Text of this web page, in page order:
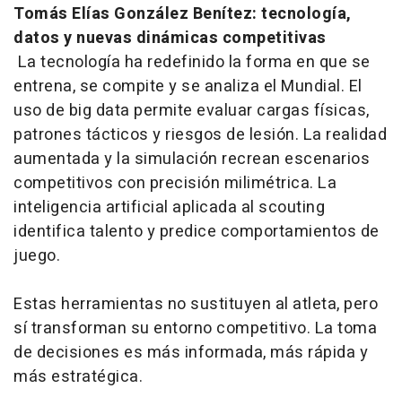
Tomás Elías González Benítez: tecnología,
datos y nuevas dinámicas competitivas
La tecnología ha redefinido la forma en que se
entrena, se compite y se analiza el Mundial. El
uso de big data permite evaluar cargas físicas,
patrones tácticos y riesgos de lesión. La realidad
aumentada y la simulación recrean escenarios
competitivos con precisión milimétrica. La
inteligencia artificial aplicada al scouting
identifica talento y predice comportamientos de
juego.
Estas herramientas no sustituyen al atleta, pero
sí transforman su entorno competitivo. La toma
de decisiones es más informada, más rápida y
más estratégica.